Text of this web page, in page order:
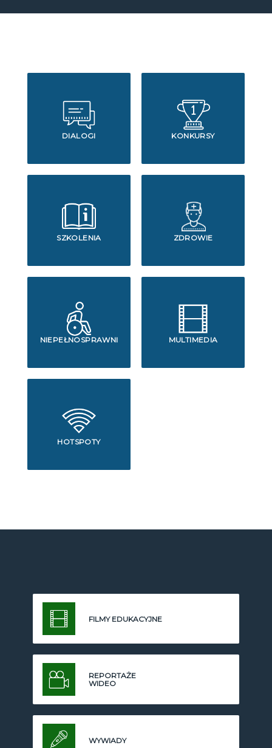
DIALOGI KONKURSY
SZKOLENIA ZDROWIE
NIEPEŁNOSPRAWNI MULTIMEDIA
HOTSPOTY
FILMY EDUKACYJNE
REPORTAŻE
WIDEO
WYWIADY